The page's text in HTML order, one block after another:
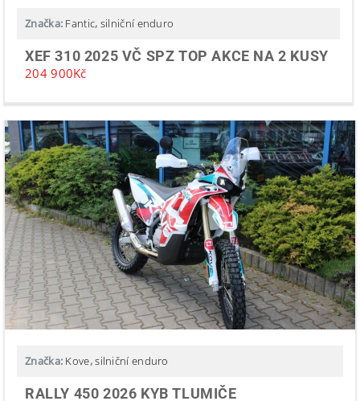
Značka: Fantic, silniční enduro
XEF 310 2025 VČ SPZ TOP AKCE NA 2 KUSY
204 900Kč
Značka: Kove,silniční enduro
RALLY 450 2026 KYB TLUMIČE